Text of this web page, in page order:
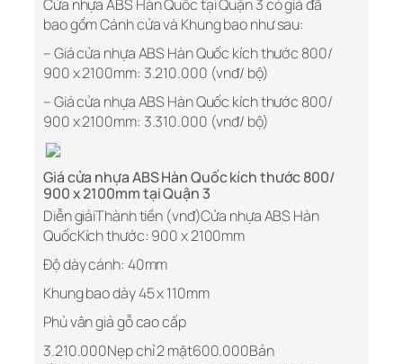
Cửa nhựa ABS Hàn Quốc tại Quận 3 có giá đã
bao gồm Cánh cửa và Khung bao như sau:
– Giá cửa nhựa ABS Hàn Quốc kích thước 800/
900 x 2100mm: 3.210.000 (vnđ/ bộ)
– Giá cửa nhựa ABS Hàn Quốc kích thước 800/
900 x 2100mm: 3.310.000 (vnđ/ bộ)
Giá cửa nhựa ABS Hàn Quốc kích thước 800/
900 x 2100mm tại Quận 3
Diễn giảiThành tiền (vnđ)Cửa nhựa ABS Hàn
QuốcKích thước: 900 x 2100mm
Độ dày cánh: 40mm
Khung bao dày 45 x 110mm
Phủ vân giả gỗ cao cấp
3.210.000Nẹp chỉ 2 mặt600.000Bản